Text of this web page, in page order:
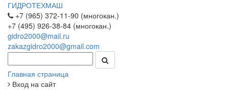
ГИДРОТЕХМАШ
+7 (965) 372-11-90 (многокан.)
+7 (495) 926-38-84 (многокан.)
gidro2000@mail.ru
zakazgidro2000@gmail.com
Главная страница
Вход на сайт